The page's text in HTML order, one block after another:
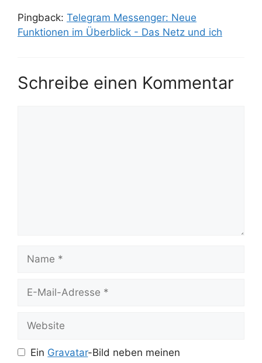
Pingback: Telegram Messenger: Neue
Funktionen im Überblick - Das Netz und ich
Schreibe einen Kommentar
Mail-
Ein Gravatar-Bild neben meinen